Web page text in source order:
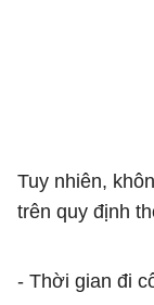
Tuy nhiên,
trên quy định
- Thời gian đi